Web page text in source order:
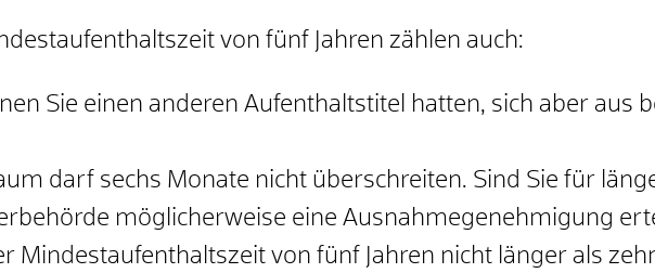
von fünf Jahren zählen auch:
Sie einen anderen Aufenthaltstitel hatten, sich aber aus
darf sechs Monate nicht überschreiten. Sind Sie für
möglicherweise eine Ausnahmegenehmigung
Mindestaufenthaltszeit von fünf Jahren nicht länger als